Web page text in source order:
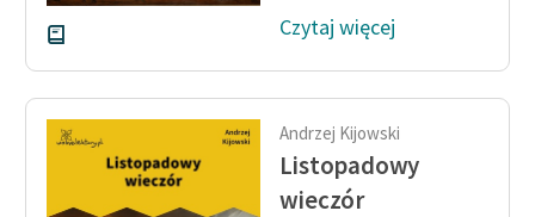
słuchania dla uczennic i
uczniów z
niepełnosprawnościami
Feministyczne inspiracje.
Popularyzacja
skandynawskiej literatury
feministycznej
Czytaj więcej
Andrzej Kijowski
Listopadowy
wieczór